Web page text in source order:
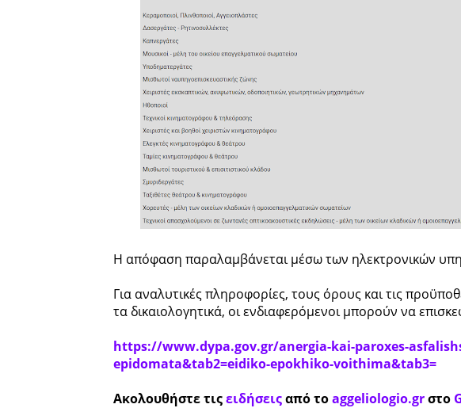
Η απόφαση παραλαμβάνεται μέσω των ηλεκτρονικών
Για αναλυτικές πληροφορίες, τους όρους και τις
τα δικαιολογητικά, οι ενδιαφερόμενοι μπορούν να
https://www.dypa.gov.gr/anergia-kai-paroxes-
epidomata&tab2=eidiko-epokhiko-voithima&tab3=
Ακολουθήστε τιςειδήσειςαπό τοaggeliologio.grστο